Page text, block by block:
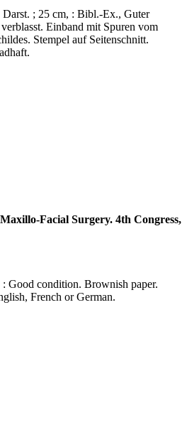
; 25 cm, : Bibl.-Ex., Guter
Einband mit Spuren vom
Stempel auf Seitenschnitt.
Facial Surgery. 4th Congress,
Good condition. Brownish paper.
French or German.